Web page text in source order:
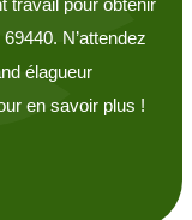
N’attendez
élagueur
en savoir plus !